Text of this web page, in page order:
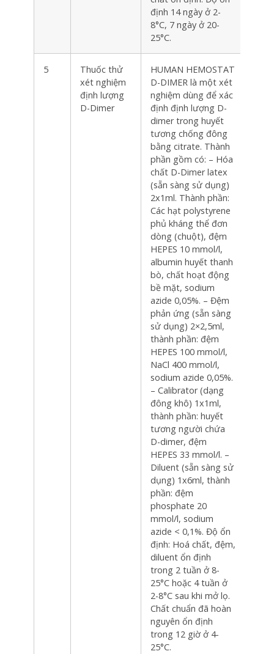
định 14 ngày ở 2-
8°C, 7 ngày ở 20-
25°C.
5
Thuốc thử
xét nghiệm
định lượng
D-Dimer
HUMAN HEMOSTAT
D-DIMER là một xét
nghiệm dùng để xác
định định lượng D-
dimer trong huyết
tương chống đông
bằng citrate. Thành
phần gồm có: – Hóa
chất D-Dimer latex
(sẵn sàng sử dụng)
2x1ml. Thành phần:
Các hạt polystyrene
phủ kháng thể đơn
dòng (chuột), đệm
HEPES 10 mmol/l,
albumin huyết thanh
bò, chất hoạt động
bề mặt, sodium
azide 0,05%. – Đệm
phản ứng (sẵn sàng
sử dụng) 2×2,5ml,
thành phần: đệm
HEPES 100 mmol/l,
NaCl 400 mmol/l,
sodium azide 0,05%.
– Calibrator (dạng
đông khô) 1x1ml,
thành phần: huyết
tương người chứa
D-dimer, đệm
HEPES 33 mmol/l. –
Diluent (sẵn sàng sử
dụng) 1x6ml, thành
phần: đệm
phosphate 20
mmol/l, sodium
azide < 0,1%. Độ ổn
định: Hoá chất, đệm,
diluent ổn định
trong 2 tuần ở 8-
25°C hoặc 4 tuần ở
2-8°C sau khi mở lọ.
Chất chuẩn đã hoàn
nguyên ổn định
trong 12 giờ ở 4-
25°C.